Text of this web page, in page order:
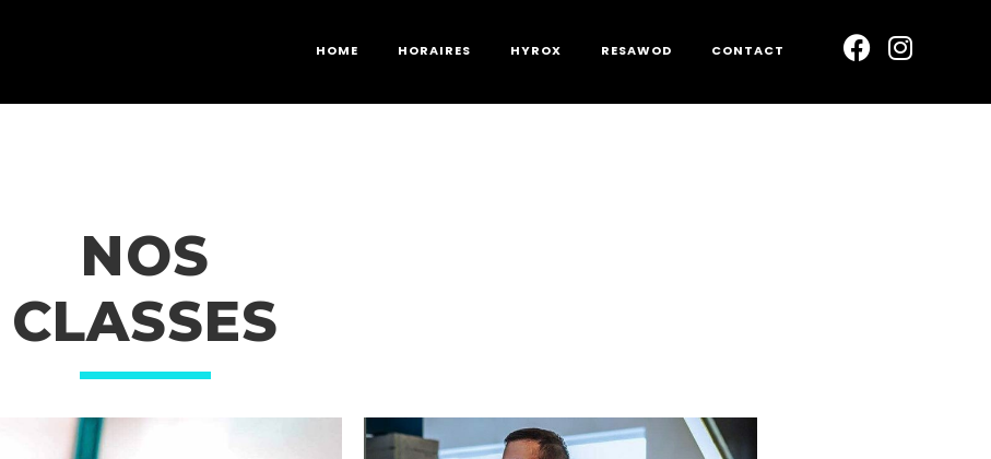
HOME HORAIRES HYROX RESAWOD CONTACT
NOS
CLASSES